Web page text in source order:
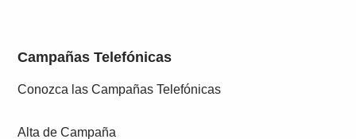
Campañas Telefónicas
Conozca las Campañas Telefónicas
Alta de Campaña